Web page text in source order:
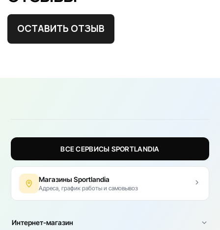
ОСТАВИТЬ ОТЗЫВ
ВСЕ СЕРВИСЫ SPORTLANDIA
Магазины Sportlandia
Адреса, график работы и самовывоз
Интернет-магазин